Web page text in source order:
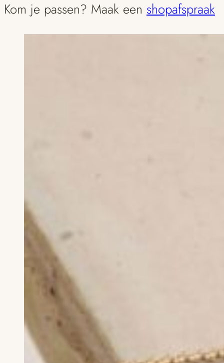
Kom je passen? Maak een shopafspraak